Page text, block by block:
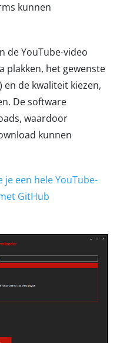
kunnen
de YouTube-video
plakken, het gewenste
en de kwaliteit kiezen,
De software
waardoor
kunnen
je een hele YouTube-
GitHub